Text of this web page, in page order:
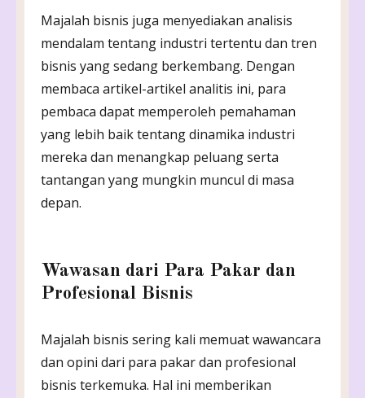
Majalah bisnis juga menyediakan analisis
mendalam tentang industri tertentu dan tren
bisnis yang sedang berkembang. Dengan
membaca artikel-artikel analitis ini, para
pembaca dapat memperoleh pemahaman
yang lebih baik tentang dinamika industri
mereka dan menangkap peluang serta
tantangan yang mungkin muncul di masa
depan.
Wawasan dari Para Pakar dan
Profesional Bisnis
Majalah bisnis sering kali memuat wawancara
dan opini dari para pakar dan profesional
bisnis terkemuka. Hal ini memberikan